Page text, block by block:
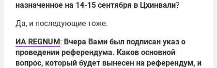
назначенное на 14-15 сентября в Цхинвали?
Да, и последующие тоже.
ИА REGNUM: Вчера Вами был подписан указ о
проведении референдума. Каков основной
вопрос, который будет вынесен на референдум, и